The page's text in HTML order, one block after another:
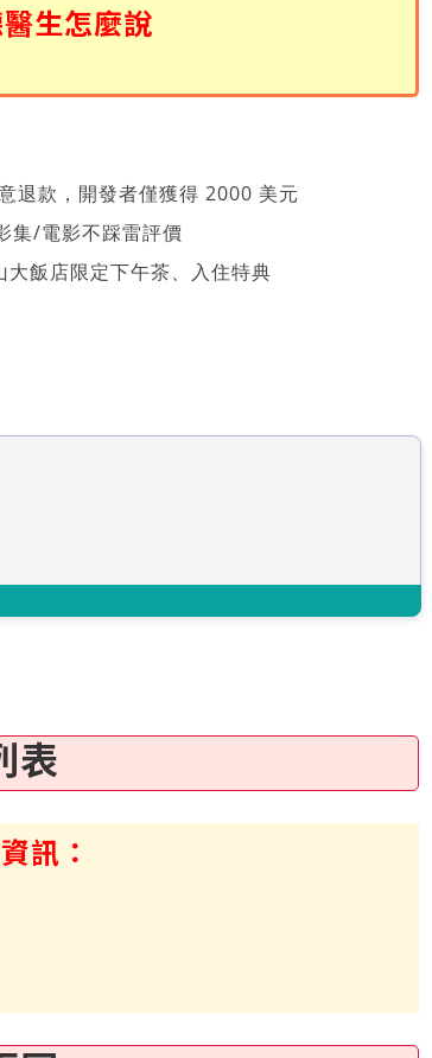
生怎麼說
退款，開發者僅獲得 2000 美元
集/電影不踩雷評價
大飯店限定下午茶、入住特典
表
訊：